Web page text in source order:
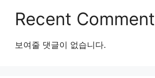
Recent
보여줄 댓글이 없습니다.